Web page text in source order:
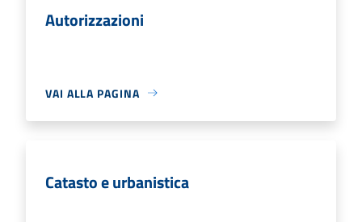
Autorizzazioni
VAI ALLA PAGINA
Catasto e urbanistica